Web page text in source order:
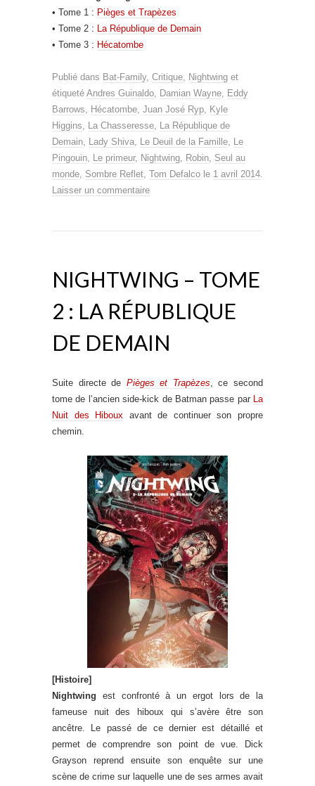
• Tome 1 : Pièges et Trapèzes
• Tome 2 : La République de Demain
• Tome 3 : Hécatombe
Publié dans Bat-Family, Critique Nightwing et
étiqueté Andres Guinaldo Damian Wayne Eddy
Barrows
Hécatombe Juan José Ryp Kyle
Higgins
La Chasseresse La République de
Demain Lady Shiva Le Deuil de la Famille Le
Pingouin Le primeur, Nightwing Robin Seul au
monde Sombre Reflet Tom Defalco le 1 avril 2014
Laisser un commentaire
NIGHTWING – TOME
2 : LA RÉPUBLIQUE
DE DEMAIN
Suite directe de Pièges et Trapèzes , ce second
tome de l’ancien side-kick de Batman passe par La
Nuit des Hiboux avant de continuer son propre
chemin.
[Histoire]
Nightwing est confronté à un ergot lors de la
fameuse nuit des hiboux qui s’avère être son
ancêtre. Le passé de ce dernier est détaillé et
permet de comprendre son point de vue. Dick
Grayson reprend ensuite son enquête sur une
scène de crime sur laquelle une de ses armes avait